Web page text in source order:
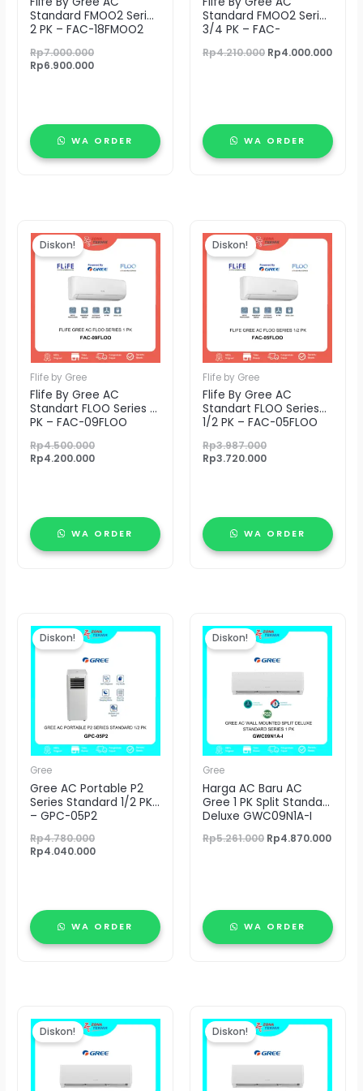
Standard FMOO2 Series
2 PK – FAC-18FMOO2
Rp7.000.000
Rp6.900.000
WA ORDER
Standard FMOO2 Series
3/4 PK – FAC-
Rp4.210.000 Rp4.000.000
WA ORDER
Diskon!
Flife by Gree
Flife By Gree AC
Standart FLOO Series 1
PK – FAC-09FLOO
Rp4.500.000
aslinya
adalah:
Rp4.500.000.
Rp4.200.000
saat
ini
adalah:
Rp4.200.000.
WA ORDER
Diskon!
Flife by Gree
Flife By Gree AC
Standart FLOO Series
1/2 PK – FAC-05FLOO
Rp3.987.000
aslinya
adalah:
Rp3.987.000.
Rp3.720.000
saat
ini
adalah:
Rp3.720.000.
WA ORDER
Diskon!
Gree
Gree AC Portable P2
Series Standard 1/2 PK
– GPC-05P2
Rp4.780.000
aslinya
adalah:
Rp4.780.000.
Rp4.040.000
saat
ini
adalah:
WA ORDER
Diskon!
Gree
Harga AC Baru AC
Gree 1 PK Split Standart
Deluxe GWC09N1A-I
Rp5.261.000
aslinya
adalah:
Rp5.261.000.
Rp4.870.000
WA ORDER
Diskon!
aslinya
adalah:
Rp6.820.000.
saat
ini
adalah:
Rp6.350.000.
Diskon!
aslinya
adalah:
Rp4.360.000.